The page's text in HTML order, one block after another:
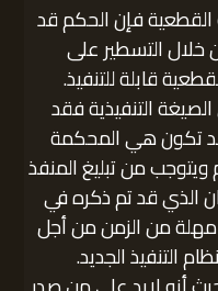
القطعية فإن الحكم قد
خلال التسطير على
قابلة للتنفيذ.
التنفيذية فقد
تكون هي المحكمة
من تبليغ المنفذ
الذي قد تم ذكره في
من الزمن من أجل